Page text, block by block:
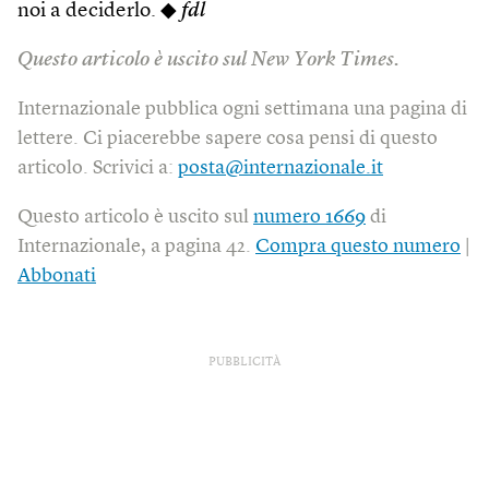
noi a deciderlo. ◆ fdl
Questo articolo è uscito sul New York Times.
Internazionale pubblica ogni settimana una pagina di
lettere. Ci piacerebbe sapere cosa pensi di questo
articolo. Scrivici a: posta@internazionale.it
Questo articolo è uscito sul numero 1669 di
Internazionale, a pagina 42. Compra questo numero
Abbonati
PUBBLICITÀ